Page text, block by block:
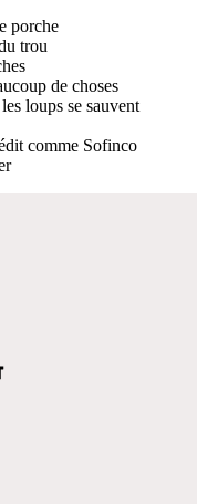
porche
trou
de choses
loups se sauvent
comme Sofinco